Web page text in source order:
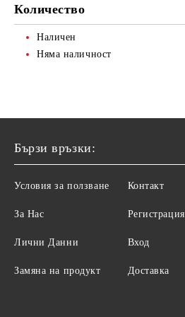
КОМПЛЕКТИ
ПРОДУКТИ ЗА МАСАЖ
ПАРАФИН
ГРИЖА ЗА РЪЦЕ
ДРУГИ
ЧЕТКИ ЗА АКРИЛ
КОМПЛЕКТИ ЧЕТКИ
Количество
Наличен
Няма наличност
Бързи връзки:
Условия за ползване
За Нас
Лични Данни
Замяна на продукт
Контакт
Регистрация
Вход
Доставка